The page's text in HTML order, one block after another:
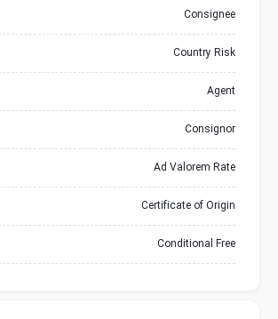
Consignee
Country Risk
Agent
Consignor
Ad Valorem Rate
Certificate of Origin
Conditional Free